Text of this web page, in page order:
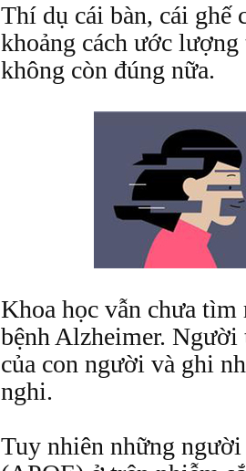
Thí dụ cái bàn, cái ghế
khoảng cách ước
không còn đúng nữa.
Khoa học vẫn chưa tìm
bệnh Alzheimer.
của con người và ghi
nghi.
Tuy nhiên những